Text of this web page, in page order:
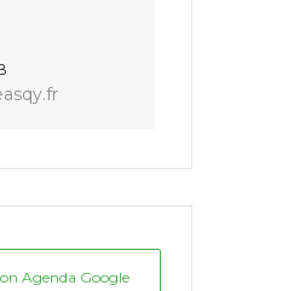
Agenda Google